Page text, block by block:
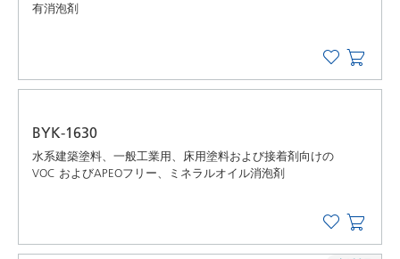
有消泡剤
BYK-1630
水系建築塗料、一般工業用、床用塗料および接着剤向けの
VOC およびAPEOフリー、ミネラルオイル消泡剤